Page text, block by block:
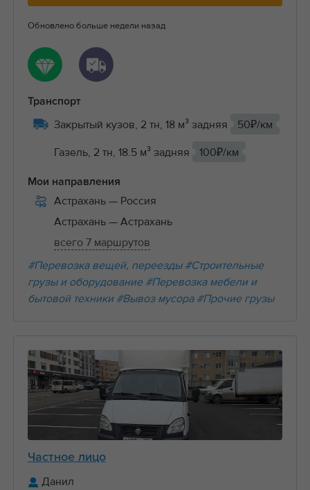
Обновлено больше недели назад
Транспорт
Закрытый кузов, 2 тн, 18 м³ задняя
50₽/км
Газель, 2 тн, 18.5 м³ задняя
100₽/км
Мои направления
Астрахань — Россия
Астрахань — Астрахань
всего 7 маршрутов
#Перевозка вещей, переезды #Строительные
грузы и оборудование #Перевозка мебели и
бытовой техники #Вывоз мусора #Прочие грузы
Частное лицо
Данил